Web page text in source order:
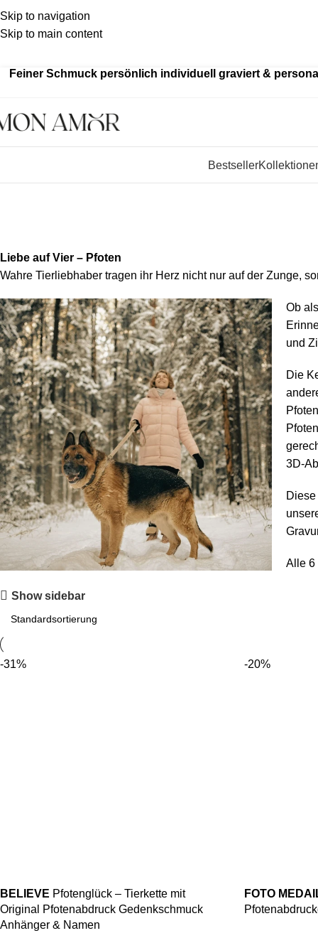
Skip to navigation
Skip to main content
Feiner Schmuck persönlich individuell graviert &
Bestseller
Liebe auf Vier – Pfoten
Wahre Tierliebhaber tragen ihr Herz nicht nur auf der Zunge,
Ob
und
Die
3D-
Alle 6
Show sidebar
-31%
BELIEVE Pfotenglück – Tierkette mit
Original Pfotenabdruck Gedenkschmuck
Anhänger & Namen
-20%
FOTO